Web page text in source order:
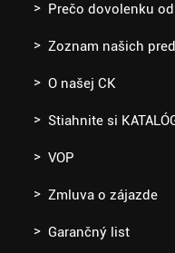
Prečo dovolenku
Zoznam našich
O našej CK
Stiahnite si
VOP
Zmluva o zájazde
Garančný list